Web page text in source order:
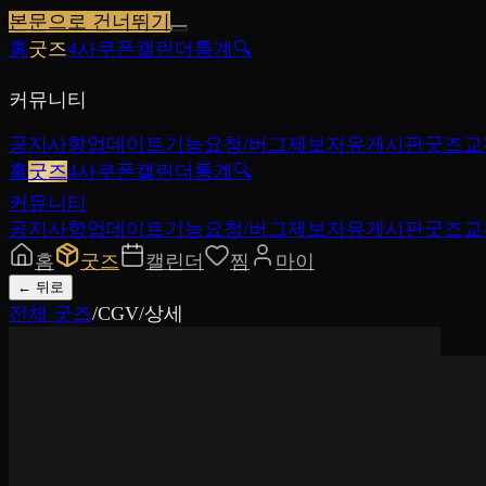
본문으로 건너뛰기
홈굿즈4사쿠폰캘린더 통계 🔍
커뮤니티
공지사항업데이트기능요청/버그제보자유게시판굿즈
홈굿즈4사쿠폰캘린더 통계 🔍
커뮤니티
공지사항업데이트기능요청/버그제보자유게시판굿즈
홈
굿즈 캘린더 찜 마이
← 뒤로
전체 굿즈/CGV/상세